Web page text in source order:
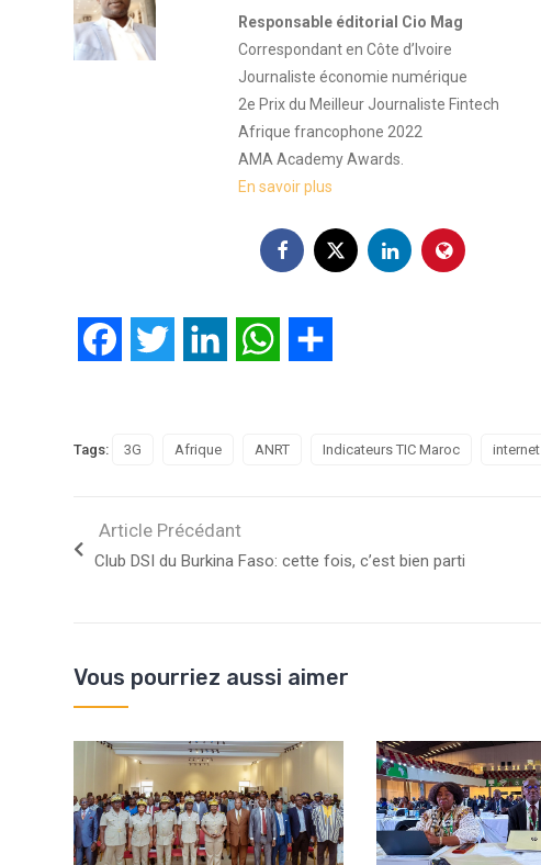
Responsable éditorial Cio Mag
Correspondant en Côte d’Ivoire
Journaliste économie numérique
2e Prix du Meilleur Journaliste Fintech
Afrique francophone 2022
AMA Academy Awards.
En savoir plus
FacebookTwitter LinkedIn WhatsApp
Tags: 3G Afrique ANRT Indicateurs TIC Maroc internet
Article Précédant
Club DSI du Burkina Faso: cette fois, c’est bien parti
Vous pourriez aussi aimer